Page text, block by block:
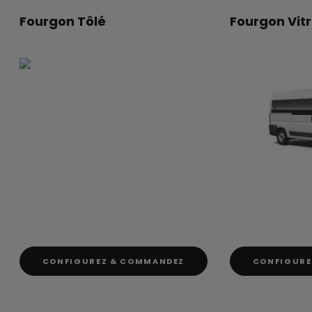
Fourgon Tôlé ‎ ‎ ‎ ‎ ‎ ‎ ‎ ‎ ‎ ‎ ‎ ‎ ‎ ‎ ‎ ‎ ‎ ‎ ‎ ‎‎ ‎ ‎ ‎ ‎ ‎ ‎ ‎ ‎ ‎ ‎ ‎ ‎ ‎ ‎ ‎ ‎
CONFIGUREZ & COMMANDEZ
Fourgon Vitré